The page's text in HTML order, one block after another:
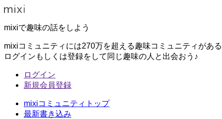
mixiで趣味の話をしよう
mixiコミュニティには270万を超える趣味コミュニティがあ
ログインもしくは登録をして同じ趣味の人と出会おう♪
ログイン
新規会員登録
mixiコミュニティトップ
最新書き込み